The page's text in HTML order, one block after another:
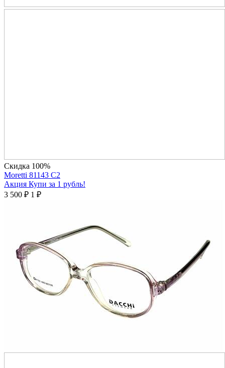
Скидка 100%
Moretti 81143 C2
Акция Купи за 1 рубль!
3 500 ₽ 1 ₽